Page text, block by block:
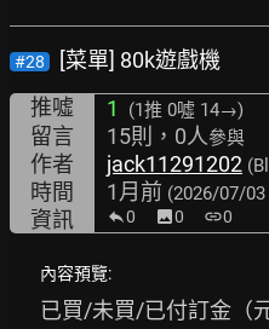
#28
[菜單] 80k遊戲機
推噓
1 (1推 0噓 14→)
留言 15則，0人參與
作者 jack11291202
時間 1月前 (2026/07/03
資訊 0 image0 link0
內容預覽:
已買/未買/已付訂金（